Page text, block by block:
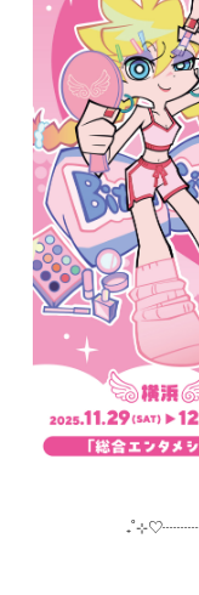
『